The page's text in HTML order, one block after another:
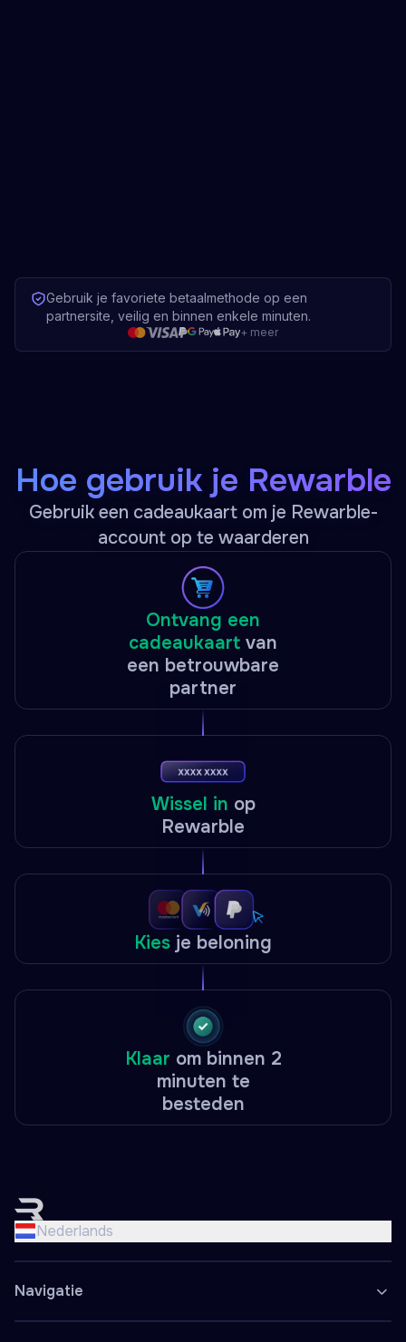
Gebruik je favoriete betaalmethode op een
partnersite, veilig en binnen enkele minuten.
+ meer
Hoe gebruik je Rewarble
Gebruik een cadeaukaart om je Rewarble-
account op te waarderen
Ontvang een
cadeaukaart van
een betrouwbare
partner
Wissel in op
Rewarble
Kies je beloning
Klaar om binnen 2
minuten te
besteden
Nederlands
English
Nederlands
Español
Polski
Navigatie